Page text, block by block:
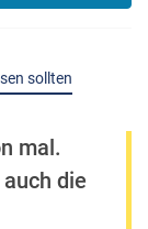
sollten
mal.
die